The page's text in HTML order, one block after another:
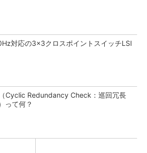
対応の3×3クロスポイントスイッチLSI
Cyclic Redundancy Check：巡回冗長
って何？